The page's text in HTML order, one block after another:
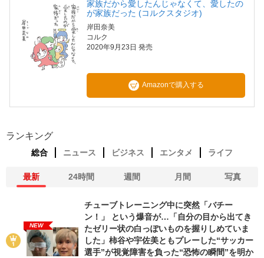
家族だから愛したんじゃなくて、愛したの
が家族だった (コルクスタジオ)
岸田奈美
コルク
2020年9月23日 発売
Amazonで購入する
ランキング
総合 ニュース ビジネス エンタメ ライフ
最新 24時間 週間 月間 写真
NEW
チューブトレーニング中に突然「バチー
ン！」 という爆音が…「自分の目から出てき
たゼリー状の白っぽいものを握りしめていま
した」柿谷や宇佐美ともプレーした“サッカー
選手”が視覚障害を負った“恐怖の瞬間”を明か